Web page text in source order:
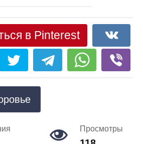
в Pinterest
Просмотры